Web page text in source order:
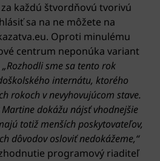
každú štvordňovú tvorivú
sa na ne môžete na
Oproti minulému
centrum neponúka variant
„Rozhodli sme sa tento rok
internátu, ktorého
rokoch v nevyhovujúcom stave.
dokážu nájsť vhodnejšie
totiž menších poskytovateľov,
dôvodov osloviť nedokážeme,“
programový riaditeľ